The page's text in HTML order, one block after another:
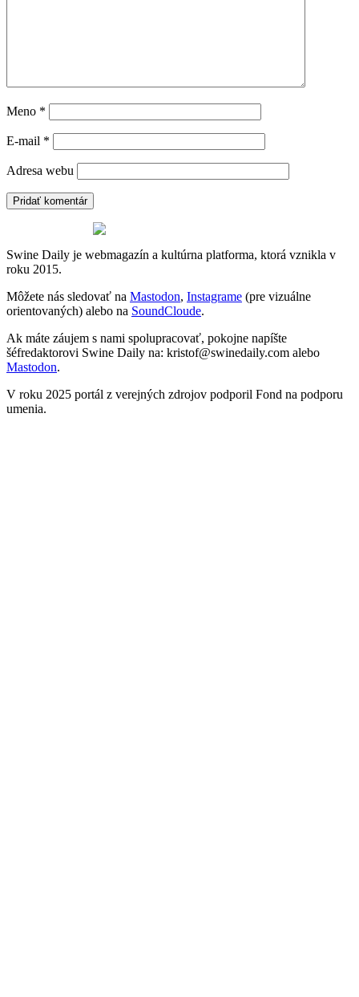
Meno *
E-mail *
Adresa webu
Swine Daily je webmagazín a kultúrna platforma, ktorá vznikla v
roku 2015.
Môžete nás sledovať na Mastodon, Instagrame (pre vizuálne
orientovaných) alebo na SoundCloude.
Ak máte záujem s nami spolupracovať, pokojne napíšte
šéfredaktorovi Swine Daily na: kristof@swinedaily.com alebo
Mastodon.
V roku 2025 portál z verejných zdrojov podporil Fond na podporu
umenia.